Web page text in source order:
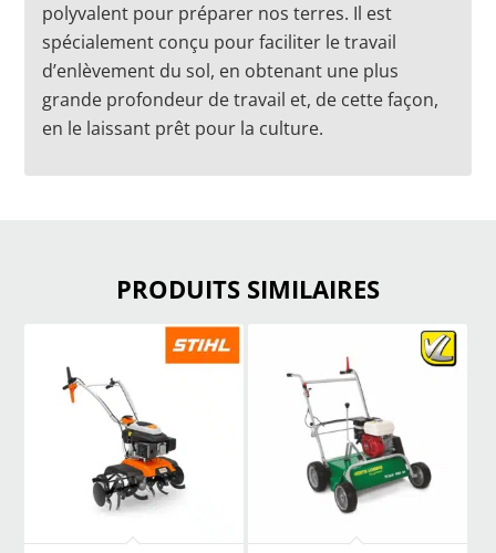
polyvalent pour préparer nos terres. Il est
spécialement conçu pour faciliter le travail
d’enlèvement du sol, en obtenant une plus
grande profondeur de travail et, de cette façon,
en le laissant prêt pour la culture.
PRODUITS SIMILAIRES